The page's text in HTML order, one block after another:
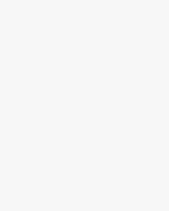
zużycia
rosnącym
śledzić najnowsze
z szerokiego